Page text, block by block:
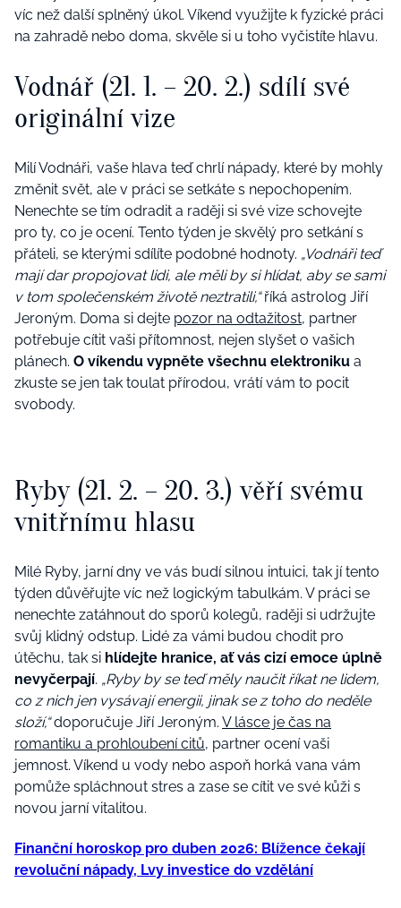
víc než další splněný úkol. Víkend využijte k fyzické práci
na zahradě nebo doma, skvěle si u toho vyčistíte hlavu.
Vodnář (21. 1. – 20. 2.) sdílí své
originální vize
Milí Vodnáři, vaše hlava teď chrlí nápady, které by mohly
změnit svět, ale v práci se setkáte s nepochopením.
Nenechte se tím odradit a raději si své vize schovejte
pro ty, co je ocení. Tento týden je skvělý pro setkání s
přáteli, se kterými sdílíte podobné hodnoty. „Vodnáři teď
mají dar propojovat lidi, ale měli by si hlídat, aby se sami
v tom společenském životě neztratili,“říká astrolog Jiří
Jeroným. Doma si dejte pozor na odtažitost, partner
potřebuje cítit vaši přítomnost, nejen slyšet o vašich
plánech. O víkendu vypněte všechnu elektroniku a
zkuste se jen tak toulat přírodou, vrátí vám to pocit
svobody.
Ryby (21. 2. – 20. 3.) věří svému
vnitřnímu hlasu
Milé Ryby, jarní dny ve vás budí silnou intuici, tak jí tento
týden důvěřujte víc než logickým tabulkám. V práci se
nenechte zatáhnout do sporů kolegů, raději si udržujte
svůj klidný odstup. Lidé za vámi budou chodit pro
útěchu, tak si hlídejte hranice, ať vás cizí emoce úplně
nevyčerpají. „Ryby by se teď měly naučit říkat ne lidem,
co z nich jen vysávají energii, jinak se z toho do neděle
složí,“doporučuje Jiří Jeroným. V lásce je čas na
romantiku a prohloubení citů, partner ocení vaši
jemnost. Víkend u vody nebo aspoň horká vana vám
pomůže spláchnout stres a zase se cítit ve své kůži s
novou jarní vitalitou.
Finanční horoskop pro duben 2026: Blížence čekají
revoluční nápady, Lvy investice do vzdělání